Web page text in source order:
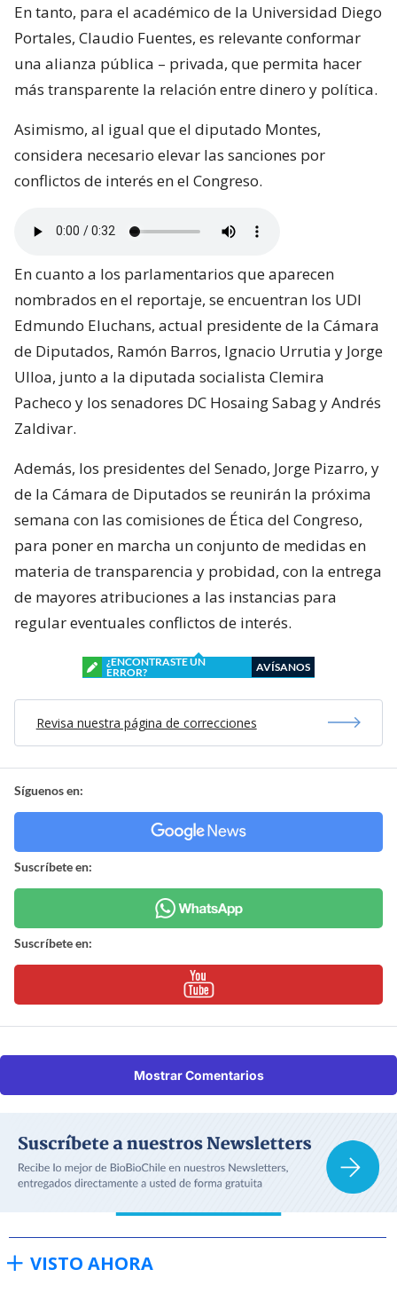
En tanto, para el académico de la Universidad Diego
Portales, Claudio Fuentes, es relevante conformar
una alianza pública – privada, que permita hacer
más transparente la relación entre dinero y política.
Asimismo, al igual que el diputado Montes,
considera necesario elevar las sanciones por
conflictos de interés en el Congreso.
En cuanto a los parlamentarios que aparecen
nombrados en el reportaje, se encuentran los UDI
Edmundo Eluchans, actual presidente de la Cámara
de Diputados, Ramón Barros, Ignacio Urrutia y Jorge
Ulloa, junto a la diputada socialista Clemira
Pacheco y los senadores DC Hosaing Sabag y Andrés
Zaldivar.
Además, los presidentes del Senado, Jorge Pizarro, y
de la Cámara de Diputados se reunirán la próxima
semana con las comisiones de Ética del Congreso,
para poner en marcha un conjunto de medidas en
materia de transparencia y probidad, con la entrega
de mayores atribuciones a las instancias para
regular eventuales conflictos de interés.
¿ENCONTRASTE UN
ERROR?
AVÍSANOS
Revisa nuestra página de correcciones
Síguenos en:
Suscríbete en:
Suscríbete en:
Mostrar Comentarios
VISTO AHORA